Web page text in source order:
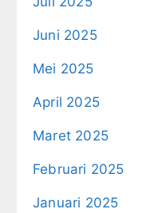
Juni 2025
Mei 2025
April 2025
Maret 2025
Februari 2025
Januari 2025